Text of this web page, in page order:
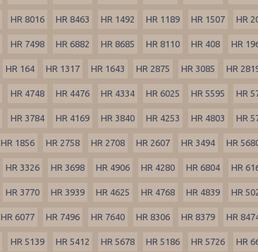
HR 8016 HR 8463 HR 1492 HR 1189 HR 1507 HR
HR 7498 HR 6882 HR 8685 HR 8110 HR 408 HR
HR 164 HR 1317 HR 1643 HR 2875 HR 3085 HR
HR 4748 HR 4476 HR 4334 HR 6025 HR 5595 HR
HR 3784 HR 4169 HR 3840 HR 4253 HR 4803 HR
HR 1856 HR 2758 HR 2708 HR 2607 HR 3494 HR
HR 3326 HR 3698 HR 4906 HR 4280 HR 6804 HR
HR 3770 HR 3939 HR 4625 HR 4768 HR 4839 HR
HR 6077 HR 7496 HR 7640 HR 8306 HR 8379 HR
HR 5139 HR 5412 HR 5678 HR 5186 HR 5726 HR